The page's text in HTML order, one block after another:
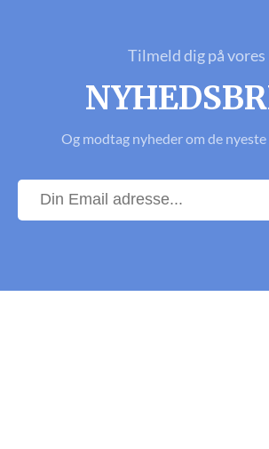
Tilmeld dig på vores
Og modtag nyheder om de